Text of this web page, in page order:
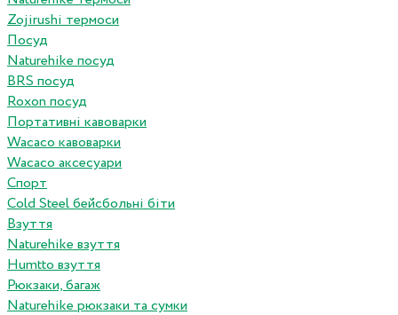
Zojirushi термоси
Посуд
Naturehike посуд
BRS посуд
Roxon посуд
Портативні кавоварки
Wacaco кавоварки
Wacaco аксесуари
Спорт
Cold Steel бейсбольні біти
Взуття
Naturehike взуття
Humtto взуття
Рюкзаки, багаж
Naturehike рюкзаки та сумки